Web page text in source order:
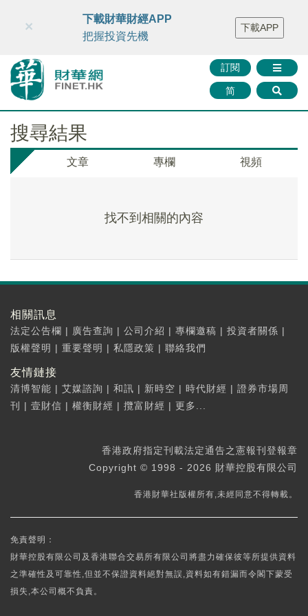
財華智庫網 FINTV FINMETA 財華證券 媒體矩陣
智庫沙龍
聯絡我們
訂閱
简
×
下載財華財經APP
把握投資先機
下載APP
搜尋結果
文章 專欄 視頻
找不到相關的內容
相關訊息
法定公告欄 | 廣告查詢 | 公司介紹 | 專欄邀稿 | 投資者關係 |
版權聲明 | 重要聲明 | 私隱政策 | 聯絡我們
友情鏈接
清博智能 | 艾媒諮詢 | 和訊 | 新時空 | 時代財經 | 證券市場周
刊
| 壹財信 | 權衡財經 | 攬富財經 | 更多...
香港政府指定刊載法定通告之憲報刊登報章
Copyright © 1998 - 2026 財華控股有限公司
香港財華社版權所有,未經同意不得轉載。
免責聲明：
財華控股有限公司及香港聯合交易所有限公司將盡力確保彼等所提供資料
之準確性及可靠性,但並不保證資料絕對無誤,資料如有錯漏而令閣下蒙受
損失,本公司概不負責。